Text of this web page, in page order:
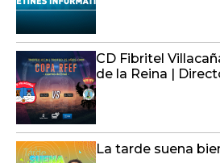
CD Fibritel
de la Reina |
La tarde suena